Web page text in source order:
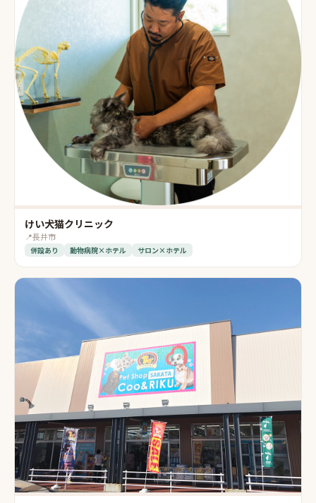
けい犬猫クリニック
📍長井市
併設あり 動物病院×ホテル サロン×ホテル